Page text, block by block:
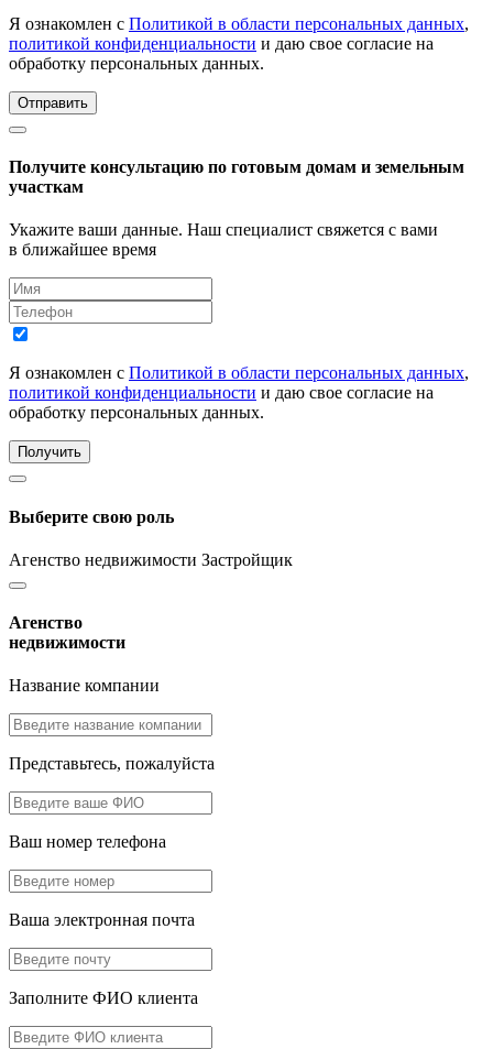
Я ознакомлен с Политикой в области персональных данных,
политикой конфиденциальности и даю свое согласие на
обработку персональных данных.
Отправить
Получите консультацию по готовым домам и земельным
участкам
Укажите ваши данные. Наш специалист свяжется с вами
в ближайшее время
Я ознакомлен с Политикой в области персональных данных,
политикой конфиденциальности и даю свое согласие на
обработку персональных данных.
Получить
Выберите свою роль
Агенство недвижимости Застройщик
Агенство
недвижимости
Название компании
Представьтесь, пожалуйста
Ваш номер телефона
Ваша электронная почта
Заполните ФИО клиента